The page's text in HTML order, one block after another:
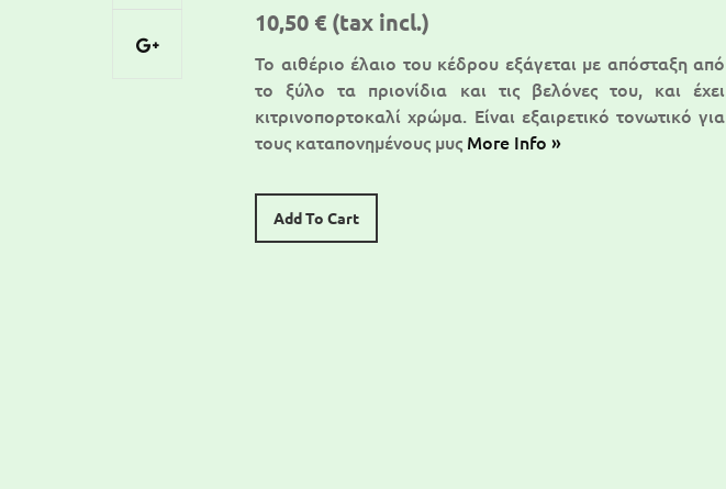
10,50 € (tax incl.)
Το αιθέριο έλαιο του κέδρου εξάγεται με απόσταξη από
το ξύλο τα πριονίδια και τις βελόνες του, και έχει
κιτρινοπορτοκαλί χρώμα. Είναι εξαιρετικό τονωτικό για
τους καταπονημένους μυς More Info »
Add To Cart